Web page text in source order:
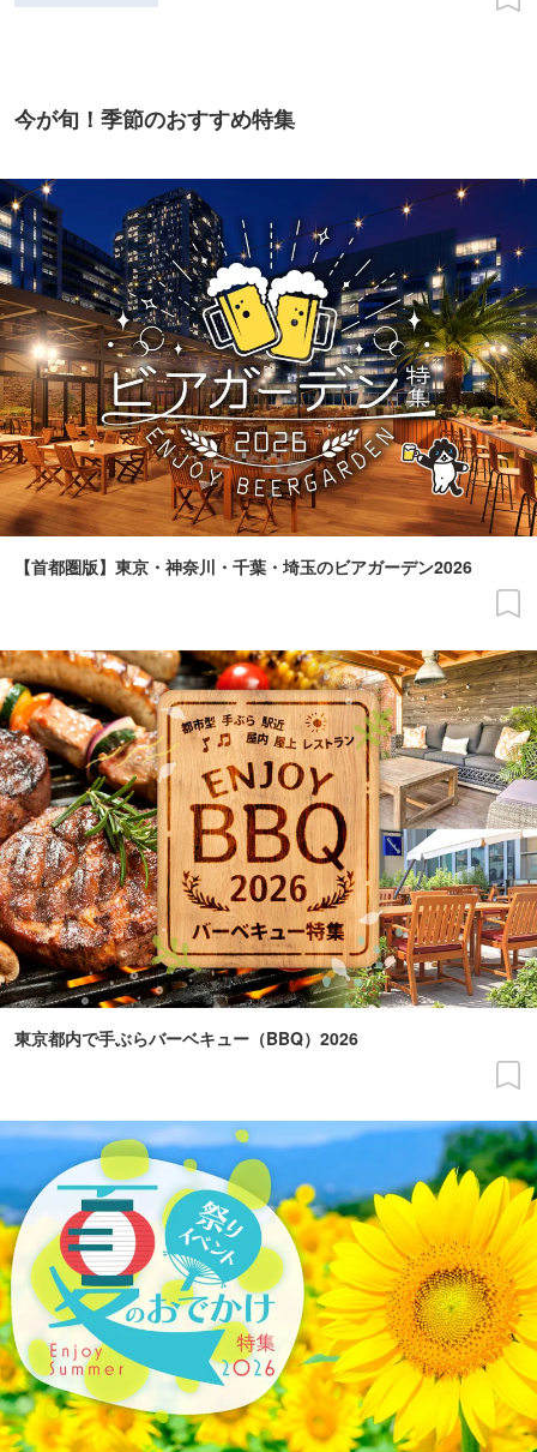
今が旬！季節のおすすめ特集
【首都圏版】東京・神奈川・千葉・埼玉のビアガーデン2026
東京都内で手ぶらバーベキュー（BBQ）2026